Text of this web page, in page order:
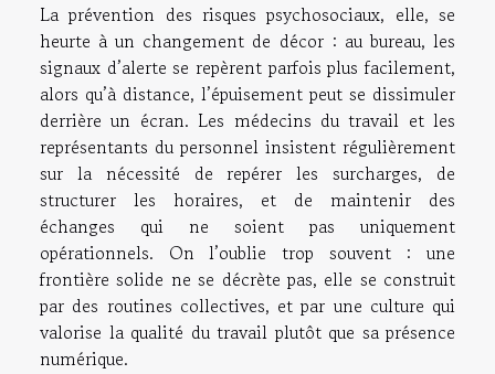
La prévention des risques psychosociaux, elle, se
heurte à un changement de décor : au bureau, les
signaux d’alerte se repèrent parfois plus facilement,
alors qu’à distance, l’épuisement peut se dissimuler
derrière un écran. Les médecins du travail et les
représentants du personnel insistent régulièrement
sur la nécessité de repérer les surcharges, de
structurer les horaires, et de maintenir des
échanges qui ne soient pas uniquement
opérationnels. On l’oublie trop souvent : une
frontière solide ne se décrète pas, elle se construit
par des routines collectives, et par une culture qui
valorise la qualité du travail plutôt que sa présence
numérique.